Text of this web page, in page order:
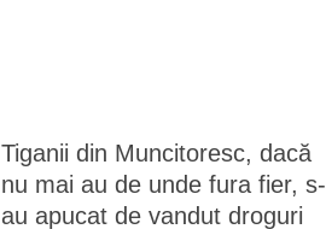
Tiganii din Muncitoresc, dacă
nu mai au de unde fura fier, s-
au apucat de vandut droguri